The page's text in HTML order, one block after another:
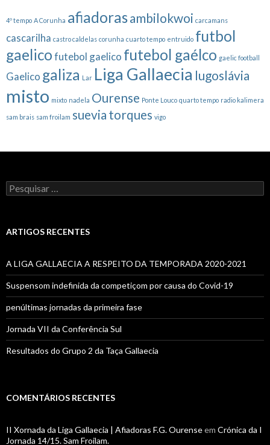
4º tempo A Corunha afiadorasambilokwoi carcamans
cascarilha castro caldelas corunha cuarto tempo entruido futbol
gaelicofutebol gaelico futebol gaélco gaelic football
Gaelico galiza Lar Liga Gallaecia lugoslávia
misto mixto nadela Ourense Ponte Louco quarto tempo radio kalimera
sam brais sam froilam suevia torques vigo
Pesquisar
por:
ARTIGOS RECENTES
A LIGA GALLAECIA A RESPEITO DA TEMPORADA 2020-2021
Suspensom indefinida da competiçom por causa do Covid-19
penúltimas jornadas da primeira fase
Jornada VII da Conferência Sul
Resultados do Grupo 2 da Taça Gallaecia
COMENTÁRIOS RECENTES
II Xornada da Liga Gallaecia | Afiadoras F.G. Ourenseem Crónica da I
Jornada 14/15. Sam Froilam.